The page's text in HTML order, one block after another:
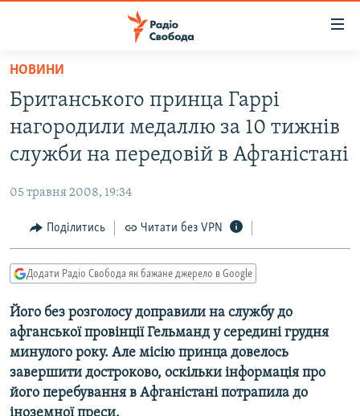
Перейти
основного
матеріалу
Перейти
до
основної
навігації
Перейти
до
пошуку
ВСЕ ЗА ДОБУ
СТАТТІ
ЕКОНОМІКА
СУСПІЛЬСТВО
УКРАЇНА
СВІТ
РОСІЙСЬКА «ФІЛЬТРАЦІЯ»
ДОНБАС.РЕАЛІЇ
ТИ ЯК?
СХЕМИ
КИТАЙ.ВИКЛИКИ
МУЛЬТИМЕДІА
НОВИНИ
Британського принца Гаррі
нагородили медаллю за 10 тижнів
служби на передовій в Афганістані
05 травня 2008, 19:34
Поділитись Читати без VPN
Додати Радіо Свобода як бажане джерело в Google
Його без розголосу доправили на службу до
афганської провінції Гельманд у середині грудня
минулого року. Але місію принца довелось
завершити достроково, оскільки інформація про
його перебування в Афганістані потрапила до